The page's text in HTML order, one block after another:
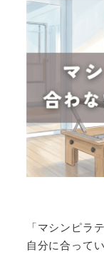
「マシンピラ
自分に合って